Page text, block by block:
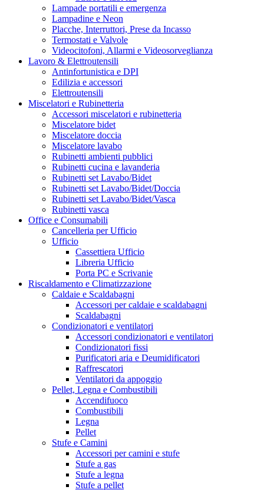
Lampade portatili e emergenza
Lampadine e Neon
Placche, Interruttori, Prese da Incasso
Termostati e Valvole
Videocitofoni, Allarmi e Videosorveglianza
Lavoro & Elettroutensili
Antinfortunistica e DPI
Edilizia e accessori
Elettroutensili
Miscelatori e Rubinetteria
Accessori miscelatori e rubinetteria
Miscelatore bidet
Miscelatore doccia
Miscelatore lavabo
Rubinetti ambienti pubblici
Rubinetti cucina e lavanderia
Rubinetti set Lavabo/Bidet
Rubinetti set Lavabo/Bidet/Doccia
Rubinetti set Lavabo/Bidet/Vasca
Rubinetti vasca
Office e Consumabili
Cancelleria per Ufficio
Ufficio
Cassettiera Ufficio
Libreria Ufficio
Porta PC e Scrivanie
Riscaldamento e Climatizzazione
Caldaie e Scaldabagni
Accessori per caldaie e scaldabagni
Scaldabagni
Condizionatori e ventilatori
Accessori condizionatori e ventilatori
Condizionatori fissi
Purificatori aria e Deumidificatori
Raffrescatori
Ventilatori da appoggio
Pellet, Legna e Combustibili
Accendifuoco
Combustibili
Legna
Pellet
Stufe e Camini
Accessori per camini e stufe
Stufe a gas
Stufe a legna
Stufe a pellet